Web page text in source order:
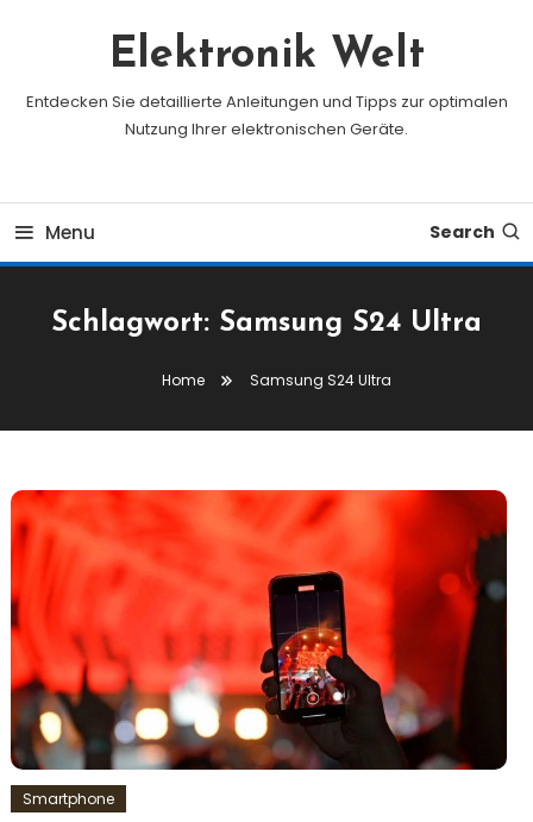
Elektronik Welt
Entdecken Sie detaillierte Anleitungen und Tipps zur optimalen
Nutzung Ihrer elektronischen Geräte.
Menu Search
Schlagwort: Samsung S24 Ultra
Home Samsung S24 Ultra
Smartphone